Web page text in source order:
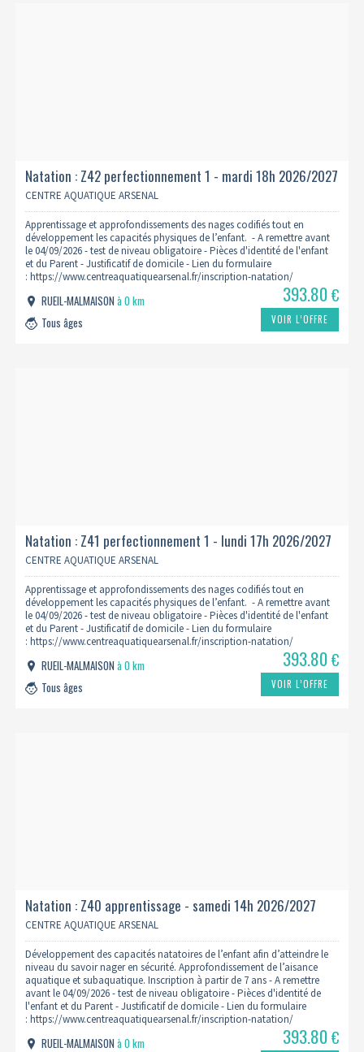
Natation : Z42 perfectionnement 1 - mardi 18h 2026/2027
CENTRE AQUATIQUE ARSENAL
Apprentissage et approfondissements des nages codifiés tout en
développement les capacités physiques de l’enfant. - A remettre avant
le 04/09/2026 - test de niveau obligatoire - Pièces d'identité de l'enfant
et du Parent - Justificatif de domicile - Lien du formulaire
: https://www.centreaquatiquearsenal.fr/inscription-natation/
RUEIL-MALMAISONà 0 km
Tous âges
393.80€
VOIR L’OFFRE
Natation : Z41 perfectionnement 1 - lundi 17h 2026/2027
CENTRE AQUATIQUE ARSENAL
Apprentissage et approfondissements des nages codifiés tout en
développement les capacités physiques de l’enfant. - A remettre avant
le 04/09/2026 - test de niveau obligatoire - Pièces d'identité de l'enfant
et du Parent - Justificatif de domicile - Lien du formulaire
: https://www.centreaquatiquearsenal.fr/inscription-natation/
RUEIL-MALMAISONà 0 km
Tous âges
393.80€
VOIR L’OFFRE
Natation : Z40 apprentissage - samedi 14h 2026/2027
CENTRE AQUATIQUE ARSENAL
Développement des capacités natatoires de l’enfant afin d’atteindre le
niveau du savoir nager en sécurité. Approfondissement de l’aisance
aquatique et subaquatique. Inscription à partir de 7 ans - A remettre
avant le 04/09/2026 - test de niveau obligatoire - Pièces d'identité de
l'enfant et du Parent - Justificatif de domicile - Lien du formulaire
: https://www.centreaquatiquearsenal.fr/inscription-natation/
RUEIL-MALMAISONà 0 km
393.80€